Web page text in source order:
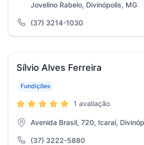
Jovelino Rabelo, Divinópolis, MG
(37) 3214-1030
Sílvio Alves Ferreira
Fundições
1 avaliação
Avenida Brasil, 720, Icaraí,
(37) 3222-5880